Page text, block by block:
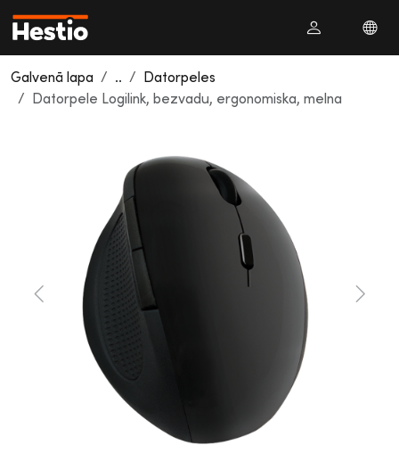
Galvenā lapa ..
Datorpeles
Datorpele Logilink, bezvadu, ergonomiska, melna
Previous Next